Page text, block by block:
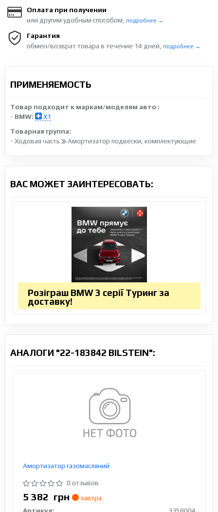
Оплата при получении
или другим удобным способом,
подробнее →
Гарантия
обмен/возврат товара в течение 14 дней,
подробнее →
ПРИМЕНЯЕМОСТЬ
Товар подходит к маркам/моделям авто :
- BMW:
X1
Товарная группа:
- Ходовая часть
Амортизатор подвески, комплектующие
ВАС МОЖЕТ ЗАИНТЕРЕСОВАТЬ:
Розіграш BMW 3 серії Туринг за
доставку!
АНАЛОГИ "22-183842 BILSTEIN":
Амортизатор газомасляний
0 отзывов
5 382 грн
завтра